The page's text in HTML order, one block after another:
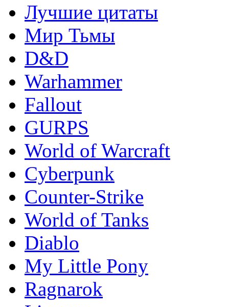
Лучшие цитаты
Мир Тьмы
D&D
Warhammer
Fallout
GURPS
World of Warcraft
Сyberpunk
Counter-Strike
World of Tanks
Diablo
My Little Pony
Ragnarok